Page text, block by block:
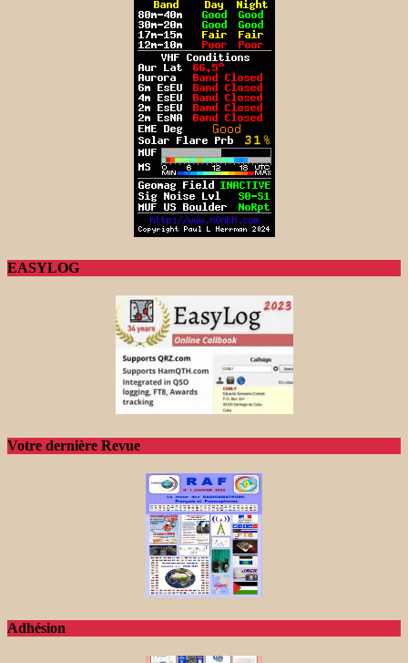
EASYLOG
Votre dernière Revue
Adhésion